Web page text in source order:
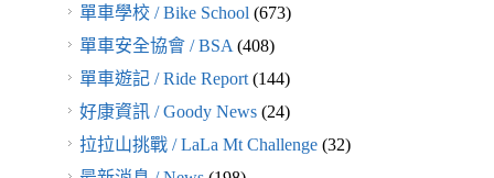
單車學校 / Bike School(673)
單車安全協會 / BSA(408)
單車遊記 / Ride Report(144)
好康資訊 / Goody News(24)
拉拉山挑戰 / LaLa Mt Challenge(32)